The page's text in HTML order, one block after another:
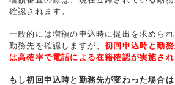
確認されます。
一般的には増額の申込時に提出を求めら
勤務先を確認しますが、初回申込時と勤
は高確率で電話による在籍確認が実施され
もし初回申込時と勤務先が変わった場合